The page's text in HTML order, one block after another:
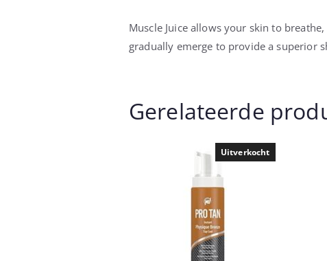
Muscle Juice allows your skin to
gradually emerge to provide a superior
Gerelateerde
Uitverkocht